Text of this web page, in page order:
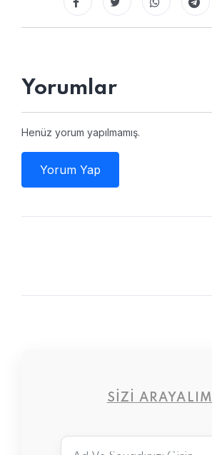
Yorumlar
Henüz yorum yapılmamış.
Yorum Yap
SIZI ARAYALIM